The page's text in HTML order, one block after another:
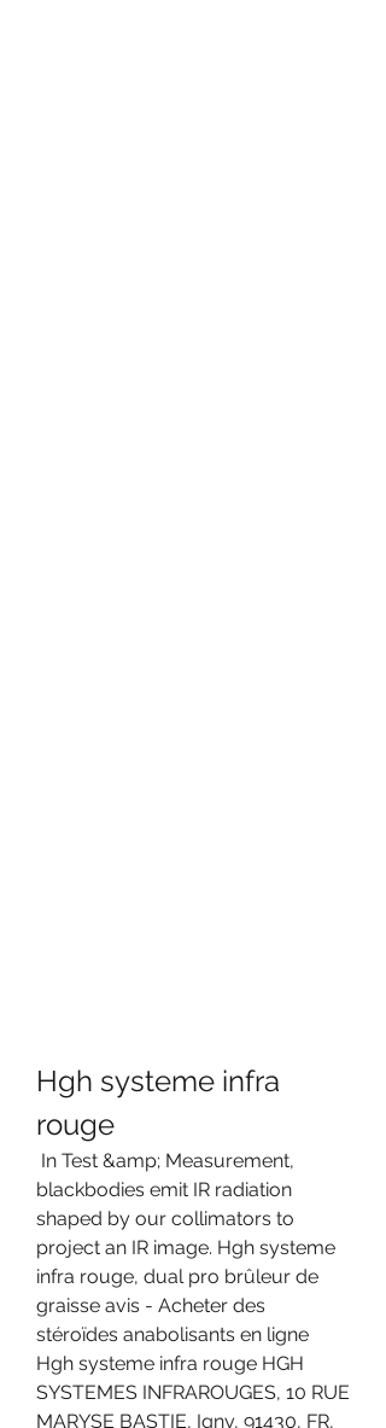
Hgh systeme infra
rouge
blackbodies emit IR radiation
shaped by our collimators to
project an IR image. Hgh systeme
infra rouge, dual pro brûleur de
graisse avis - Acheter des
stéroïdes anabolisants en ligne
Hgh systeme infra rouge HGH
SYSTEMES INFRAROUGES, 10 RUE
MARYSE BASTIE, Igny, 91430, FR,